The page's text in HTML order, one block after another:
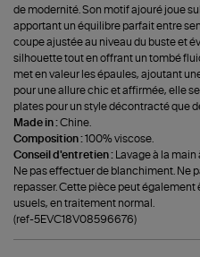
de modernité. Son motif ajouré joue
apportant un équilibre parfait entre
coupe ajustée au niveau du buste et
silhouette tout en offrant un tombé
met en valeur les épaules, ajoutant
pour une allure chic et affirmée, elle
plates pour un style décontracté que
Made in :Chine.
Composition :100% viscose.
Conseil d'entretien :
Lavage à la
Ne pas effectuer de blanchiment. Ne
repasser. Cette pièce peut
usuels, en traitement normal.
(ref-5EVC18V08596676)